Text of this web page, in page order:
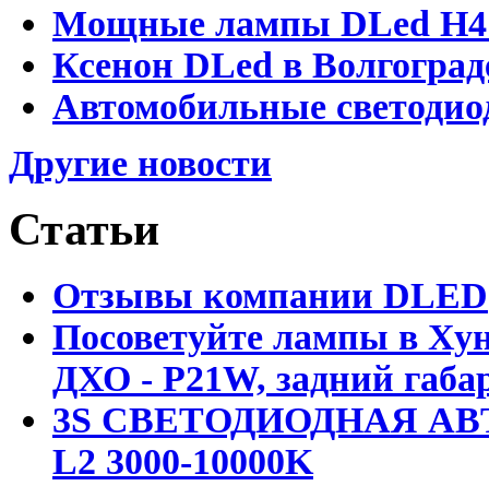
Мощные лампы DLed H4
Ксенон DLed в
Автомобильные
Другие новости
Статьи
Отзывы компании DLED
Посоветуйте лампы в
ДХО - P21W, задний
3S СВЕТОДИОДНАЯ
L2 3000-10000K